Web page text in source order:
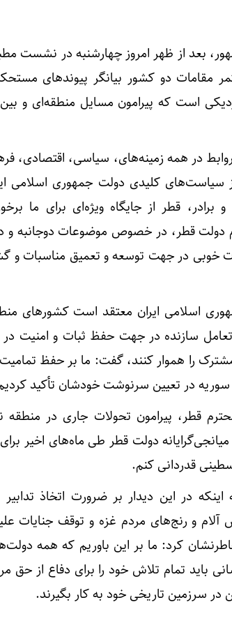
بعد از ظهر امروز چهارشنبه در نشست
مقامات دو کشور بیانگر پیوند‌های
است که پیرامون مسایل منطقه‌ای و
در همه زمینه‌های، سیاسی، اقتصادی،
سیاست‌های کلیدی دولت جمهوری اسلامی
قطر از جایگاه ویژه‌ای برای ما
دولت قطر، در خصوص موضوعات دوجانبه و
خوبی در جهت توسعه و تعمیق مناسبات و
اسلامی ایران معتقد است کشور‌های
سازنده در جهت حفظ ثبات و امنیت در
را هموار کنند، گفت: ما بر حفظ
در تعیین سرنوشت خودشان تأکید
قطر، پیرامون تحولات جاری در منطقه
دولت قطر طی ماه‌های اخیر
قدردانی کنم.
در این دیدار بر ضرورت اتخاذ
و رنج‌های مردم غزه و توقف جنایات
خاطرنشان کرد: ما بر این باوریم که همه
باید تمام تلاش خود را برای دفاع از حق
در سرزمین تاریخی خود به کار بگیرند.